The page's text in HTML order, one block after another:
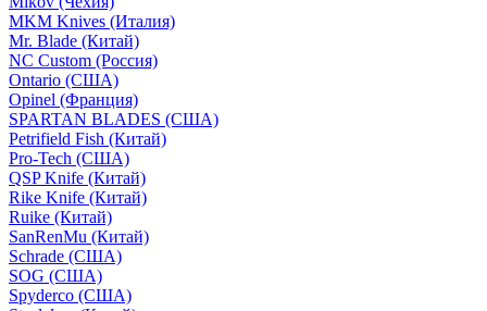
MKM Knives (Италия)
Mr. Blade (Китай)
NC Custom (Россия)
Ontario (США)
Opinel (Франция)
SPARTAN BLADES (США)
Petrifield Fish (Китай)
Pro-Tech (США)
QSP Knife (Китай)
Rike Knife (Китай)
Ruike (Китай)
SanRenMu (Китай)
Schrade (США)
SOG (США)
Spyderco (США)